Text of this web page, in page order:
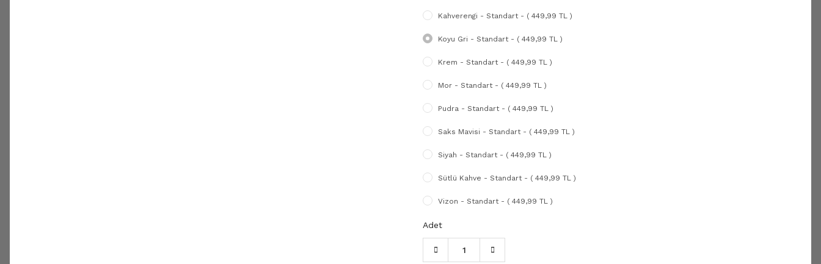
Kahverengi - Standart - ( 449,99 TL )
Koyu Gri - Standart - ( 449,99 TL )
Krem - Standart - ( 449,99 TL )
Mor - Standart - ( 449,99 TL )
Pudra - Standart - ( 449,99 TL )
Saks Mavisi - Standart - ( 449,99 TL )
Siyah - Standart - ( 449,99 TL )
Sütlü Kahve - Standart - ( 449,99 TL )
Vizon - Standart - ( 449,99 TL )
Adet